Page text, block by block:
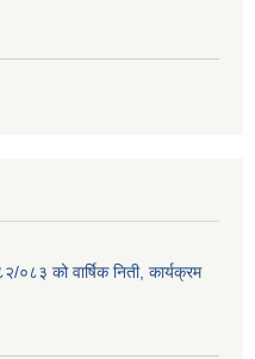
को वार्षिक निती, कार्यक्रम